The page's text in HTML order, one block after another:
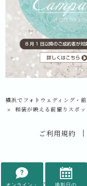
横浜でフォトウェディング・
»
和装が映える前撮りスポ
オンライン・ 撮影日の
ご利用規約
© 2026横浜でフォトウェディン